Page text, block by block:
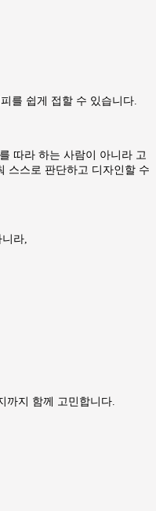
를 쉽게 접할 수 있습니다.
따라 하는 사람이 아니라 고
스스로 판단하고 디자인할 수
라,
까지 함께 고민합니다.